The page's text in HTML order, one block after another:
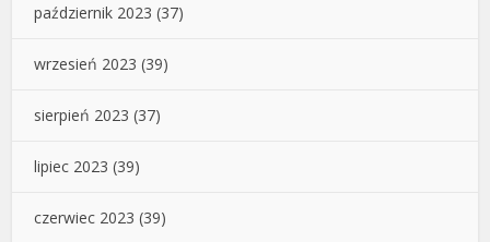
październik 2023 (37)
wrzesień 2023 (39)
sierpień 2023 (37)
lipiec 2023 (39)
czerwiec 2023 (39)